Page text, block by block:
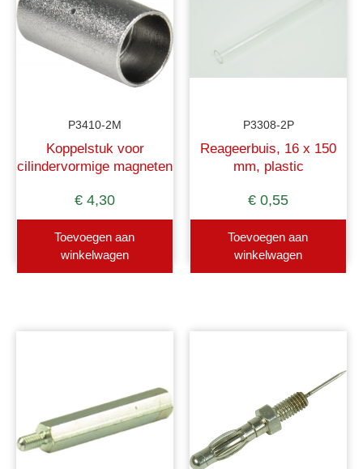
P3410-2M
Koppelstuk voor
cilindervormige magneten
€ 4,30
Toevoegen aan
winkelwagen
P3308-2P
Reageerbuis, 16 x 150
mm, plastic
€ 0,55
Toevoegen aan
winkelwagen